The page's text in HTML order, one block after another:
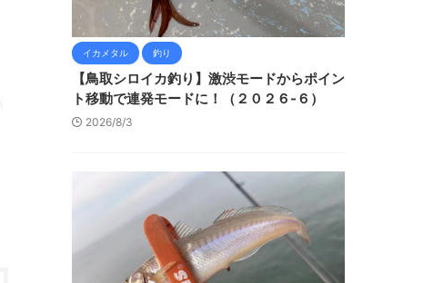
イカメタル 釣り
【鳥取シロイカ釣り】激渋モードからポイン
ト移動で連発モードに！（２０２６-６）
2026/8/3